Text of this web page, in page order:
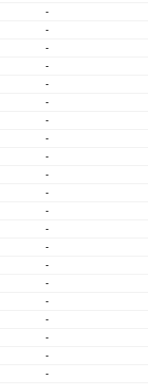
-
-
-
-
-
-
-
-
-
-
-
-
-
-
-
-
-
-
-
-
-